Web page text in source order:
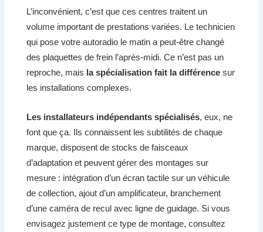
L’inconvénient, c’est que ces centres traitent un
volume important de prestations variées. Le technicien
qui pose votre autoradio le matin a peut-être changé
des plaquettes de frein l’après-midi. Ce n’est pas un
reproche, mais la spécialisation fait la différence sur
les installations complexes.
Les installateurs indépendants spécialisés, eux, ne
font que ça. Ils connaissent les subtilités de chaque
marque, disposent de stocks de faisceaux
d’adaptation et peuvent gérer des montages sur
mesure : intégration d’un écran tactile sur un véhicule
de collection, ajout d’un amplificateur, branchement
d’une caméra de recul avec ligne de guidage. Si vous
envisagez justement ce type de montage, consultez